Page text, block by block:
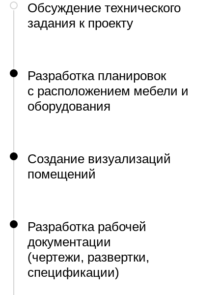
Обсуждение технического
задания к проекту
Разработка планировок
с расположением мебели и
оборудования
Создание визуализаций
помещений
Разработка рабочей
документации
(чертежи, развертки,
спецификации)